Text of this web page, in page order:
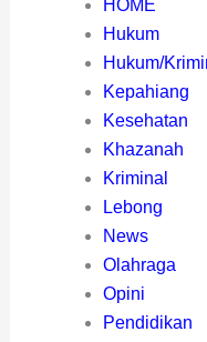
HOME
Hukum
Hukum/
Kepahiang
Kesehatan
Khazanah
Kriminal
Lebong
News
Olahraga
Opini
Pendidikan